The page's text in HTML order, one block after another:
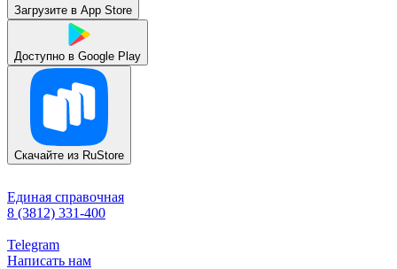
Загрузите в App Store
Доступно в Google Play
Скачайте из RuStore
Единая справочная
8 (3812) 331-400
Telegram
Написать нам